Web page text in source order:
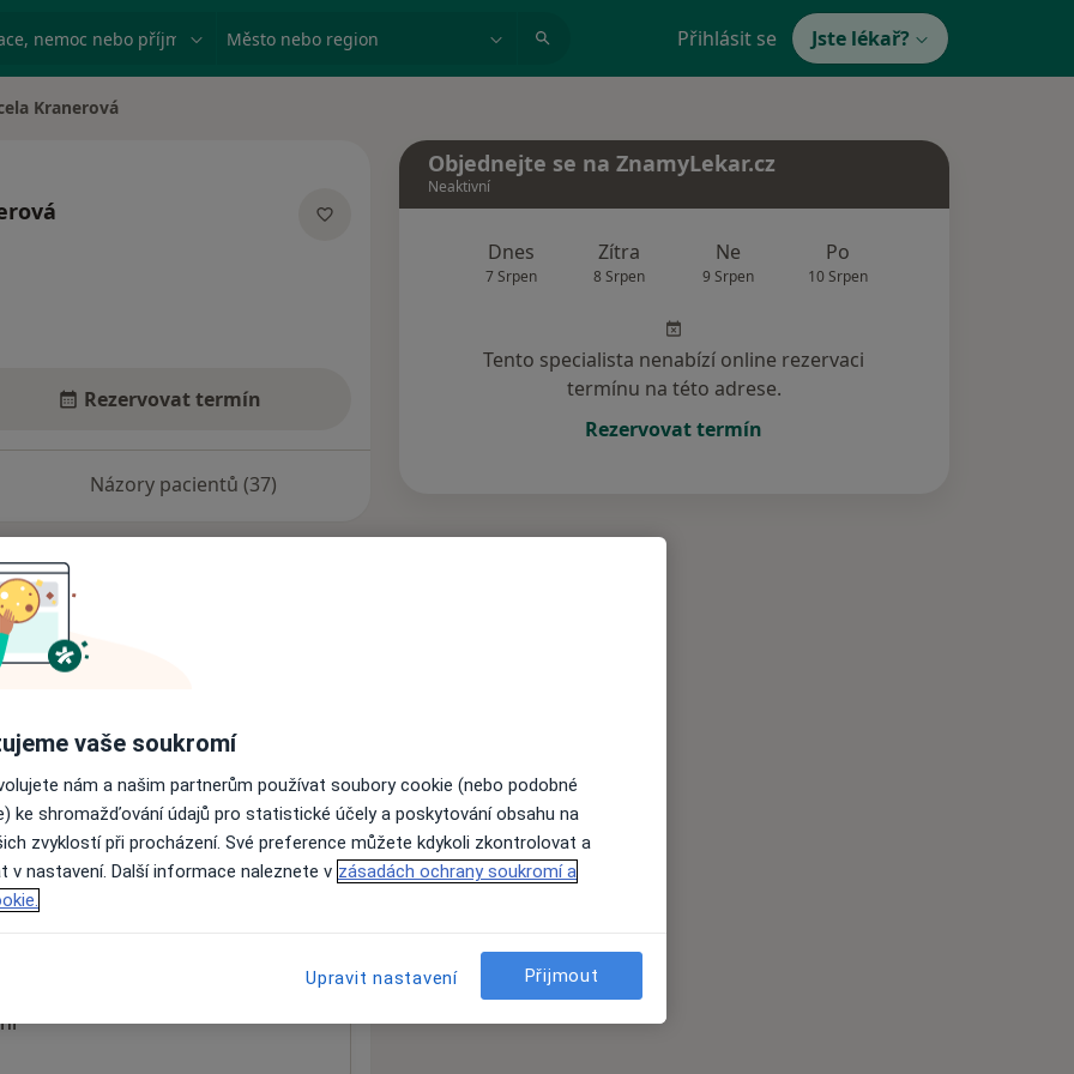
nemoc nebo příjmení Město nebo region Přihlásit se Jste lékař?
Kranerová
Rezervovat termín
Názory pacientů (37)
nejsou k dispozici
informace o svých službách.
Objednejte se na ZnamyLekar.cz
Neaktivní
Dnes
7 Srpen
Zítra
8 Srpen
Ne
9 Srpen
Po
10 Srpen
Tento specialista nenabízí online rezervaci
termínu na této adrese.
Rezervovat termín
vaše soukromí
nám a našim partnerům používat soubory cookie (nebo podobné
ke shromažďování údajů pro statistické účely a poskytování obsahu na
zvyklostí při procházení. Své preference můžete kdykoli zkontrolovat a
v nastavení. Další informace naleznete v zásadách ochrany soukromí a
Upravit nastavení Přijmout